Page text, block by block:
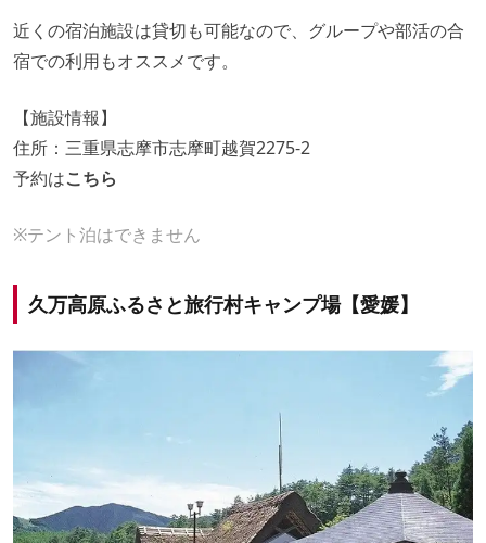
近くの宿泊施設は貸切も可能なので、グループや部活の合
宿での利用もオススメです。
【施設情報】
住所：三重県志摩市志摩町越賀2275-2
予約はこちら
※テント泊はできません
久万高原ふるさと旅行村キャンプ場【愛媛】